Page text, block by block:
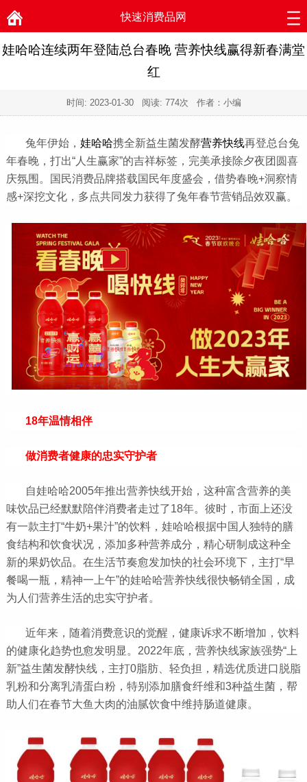
快速消费品网
娃哈哈连续两年登陆总台春晚 营养快线赢得新春满堂
红
时间: 2023-01-30阅读: 774次 作者：小编
兔年伊始， 娃哈哈携全新益生菌发酵营养快线再登总台兔
年春晚，打出“人生赢家”的吉祥标签，完美承接除夕夜团圆喜
庆氛围。国民消费品牌搭载国民年度盛会，借势春晚+洞察情
感+深挖文化，多点共同发力获得了兔年春节营销品效双赢。
18年温情相伴
做消费者健康的忠实守护者
自娃哈哈2005年推出营养快线开始，这种富含营养的美
味饮品已经默默陪伴消费者走过了18年。彼时，市面上还没
有一款主打“牛奶+果汁”的饮料，娃哈哈根据中国人独特的膳
食结构和饮食状况，添加多种营养成分，精心研制成这种全
新的果奶饮品。在生活节奏愈发加快的社会环境下，主打“早
餐喝一瓶，精神一上午”的娃哈哈营养快线很快畅销全国，成
为人们营养生活的忠实守护者。
近年来，随着消费意识的觉醒，健康诉求不断增加，饮料
的健康化趋势也愈发明显。2022年底，营养快线家族强势“上
新”益生菌发酵快线，主打0脂肪、轻负担，精选优质进口脱脂
乳粉和分离乳清蛋白粉，特别添加膳食纤维和3种益生菌，帮
助人们在春节大鱼大肉的油腻饮食中维持肠道健康。